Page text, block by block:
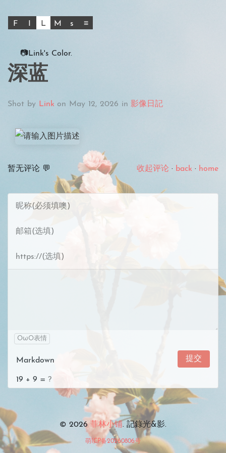
F L M s ≡
📷Link's Color.
深蓝
Shot by Link on May 12, 2026 in 影像日記
暂无评论 💬 收起评论 · back · home
OωO表情
Markdown 提交
19 + 9 =
© 2026菲林小铺. 記錄光&影.
萌ICP备20260806号